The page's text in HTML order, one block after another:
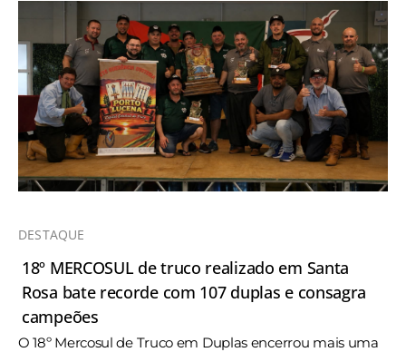
DESTAQUE
18º MERCOSUL de truco realizado em Santa
Rosa bate recorde com 107 duplas e consagra
campeões
O 18º Mercosul de Truco em Duplas encerrou mais uma